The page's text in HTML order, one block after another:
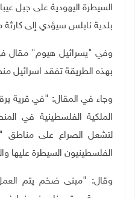
السيطرة اليهودية على جبل
بلدية نابلس سيؤدي إلى
وفي "يسرائيل هيوم" مقال
بهذه الطريقة تفقد اسرائيل
وجاء في المقال: "في قرية
الملكية الفلسطينية في
لتشعل الصراع على مناطق
الفلسطينيون السيطرة عليها
وقال: "مبنى ضخم يتم العمل